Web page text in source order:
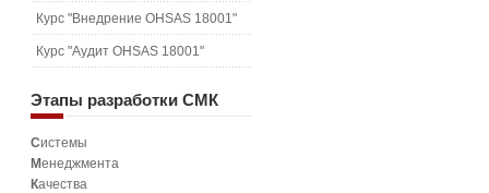
Курс "Внедрение OHSAS 18001"
Курс "Аудит OHSAS 18001"
Этапы разработки СМК
Системы
Менеджмента
Качества